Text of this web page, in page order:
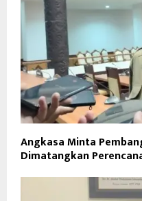
Angkasa Minta
Dimatangkan